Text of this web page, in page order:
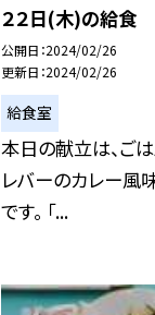
２２日(木)の給食
公開日 2024/02/26
更新日 2024/02/26
給食室
本日の献立は、ご
レバーのカレー風
です。 「...